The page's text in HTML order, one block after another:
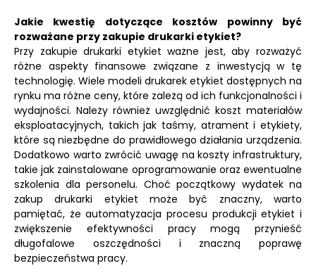
Jakie kwestię dotyczące kosztów powinny być
rozważane przy zakupie drukarki etykiet?
Przy zakupie drukarki etykiet ważne jest, aby rozważyć
różne aspekty finansowe związane z inwestycją w tę
technologię. Wiele modeli drukarek etykiet dostępnych na
rynku ma różne ceny, które zależą od ich funkcjonalności i
wydajności. Należy również uwzględnić koszt materiałów
eksploatacyjnych, takich jak taśmy, atrament i etykiety,
które są niezbędne do prawidłowego działania urządzenia.
Dodatkowo warto zwrócić uwagę na koszty infrastruktury,
takie jak zainstalowane oprogramowanie oraz ewentualne
szkolenia dla personelu. Choć początkowy wydatek na
zakup drukarki etykiet może być znaczny, warto
pamiętać, że automatyzacja procesu produkcji etykiet i
zwiększenie efektywności pracy mogą przynieść
długofalowe oszczędności i znaczną poprawę
bezpieczeństwa pracy.